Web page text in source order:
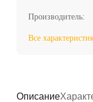
Производитель:
Все
Описание